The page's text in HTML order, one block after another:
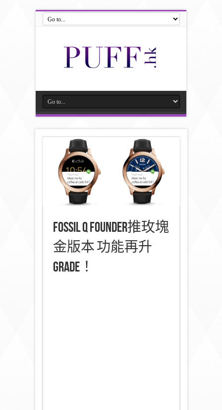
Fossil Q Founder推玫塊
金版本 功能再升
Grade！